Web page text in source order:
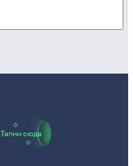
Тапни сюда